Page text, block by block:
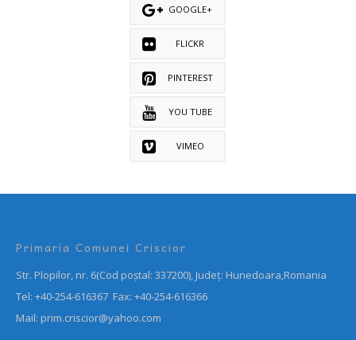
GOOGLE+
FLICKR
PINTEREST
YOU TUBE
VIMEO
Primaria Comunei Criscior
Str. Plopilor, nr. 6(Cod poștal: 337200), Județ: Hunedoara,Romania
Tel: +40-254-616367 Fax: +40-254-616366
Mail: prim.criscior@yahoo.com